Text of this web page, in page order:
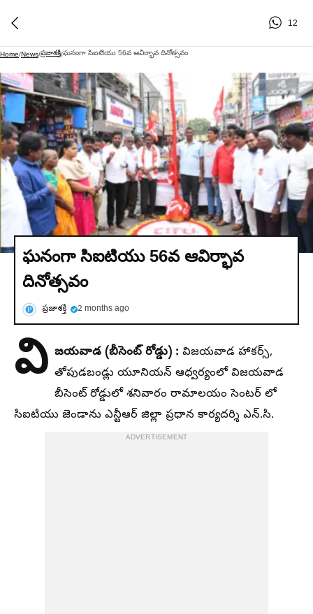
12
Home/News/ప్రజాశక్తి/ఘనంగా సిఐటియు 56వ ఆవిర్భావ దినోత్సవం
ఘనంగా సిఐటియు 56వ ఆవిర్భావ
దినోత్సవం
ప్రజాశక్తి 2 months ago
వి జయవాడ (బీసెంట్ రోడ్డు) : విజయవాడ హాకర్స్,
తోపుడబండ్లు యూనియన్ ఆధ్వర్యంలో విజయవాడ
బీసెంట్ రోడ్డులో శనివారం రామాలయం సెంటర్ లో
సిఐటియు జెండాను ఎన్టీఆర్ జిల్లా ప్రధాన కార్యదర్శి ఎన్.సి.
ADVERTISEMENT